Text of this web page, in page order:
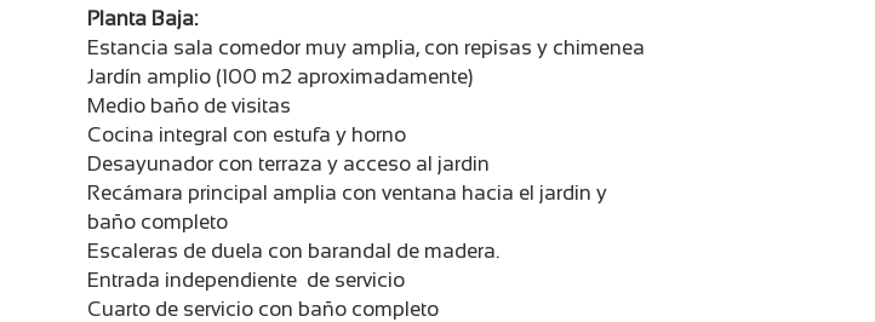
Planta Baja:
Estancia sala comedor muy amplia, con repisas y chimenea
Jardín amplio (100 m2 aproximadamente)
Medio baño de visitas
Cocina integral con estufa y horno
Desayunador con terraza y acceso al jardin
Recámara principal amplia con ventana hacia el jardin y
baño completo
Escaleras de duela con barandal de madera.
Entrada independiente de servicio
Cuarto de servicio con baño completo